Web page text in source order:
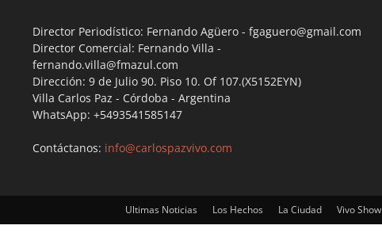
Director Periodístico: Fernando Agüero - fgaguero@gmail.com
Director Comercial: Fernando Villa -
fernando.villa@fmazul.com
Dirección: 9 de Julio 90. Piso 10. Of 107.(X5152EYN)
Villa Carlos Paz - Córdoba - Argentina
WhatsApp: +5493541585147
Contáctanos: info@carlospazvivo.com
Ultimas Noticias Los Hechos La Ciudad Vivo Show